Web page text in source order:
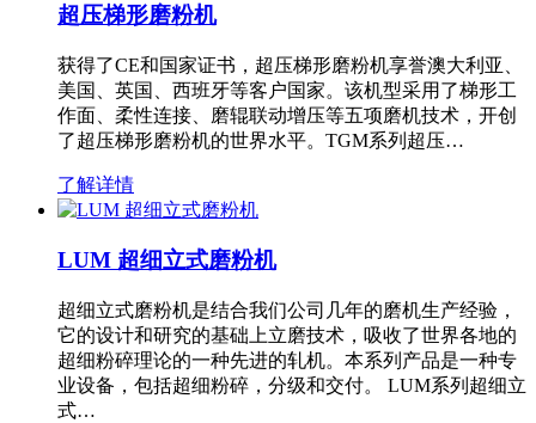
超压梯形磨粉机
获得了CE和国家证书，超压梯形磨粉机享誉澳大利亚、
美国、英国、西班牙等客户国家。该机型采用了梯形工
作面、柔性连接、磨辊联动增压等五项磨机技术，开创
了超压梯形磨粉机的世界水平。TGM系列超压…
了解详情
LUM 超细立式磨粉机
超细立式磨粉机是结合我们公司几年的磨机生产经验，
它的设计和研究的基础上立磨技术，吸收了世界各地的
超细粉碎理论的一种先进的轧机。本系列产品是一种专
业设备，包括超细粉碎，分级和交付。 LUM系列超细立
式…